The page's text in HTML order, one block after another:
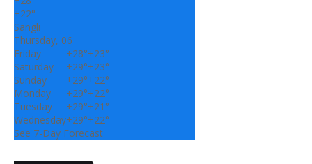
+22°
Sangli
Thursday, 06
Friday
+28°+23°
Saturday
+29°+23°
Sunday
+29°+22°
Monday
+29°+22°
Tuesday
+29°+21°
Wednesday+29°+22°
See 7-Day Forecast